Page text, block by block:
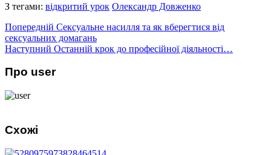
З тегами: відкритий урок Олександр Довженко
Попередній Сексуальне насилля та як вберегтися від
сексуальних домагань
Наступний Останній крок до професійної діяльності…
Про user
Схожі